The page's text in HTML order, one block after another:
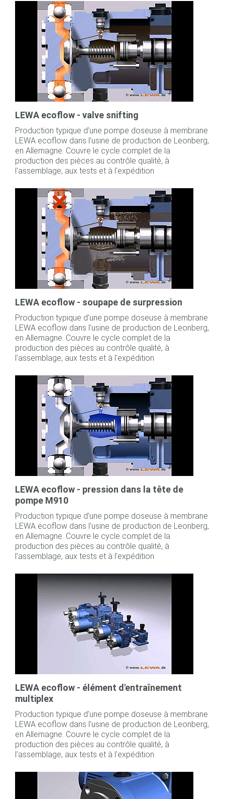
LEWA ecoflow - valve snifting
Production typique d'une pompe doseuse à membrane
LEWA ecoflow dans l'usine de production de Leonberg,
en Allemagne. Couvre le cycle complet de la
production des pièces au contrôle qualité, à
l'assemblage, aux tests et à l'expédition
LEWA ecoflow - soupape de surpression
Production typique d'une pompe doseuse à membrane
LEWA ecoflow dans l'usine de production de Leonberg,
en Allemagne. Couvre le cycle complet de la
production des pièces au contrôle qualité, à
l'assemblage, aux tests et à l'expédition
LEWA ecoflow - pression dans la tête de
pompe M910
Production typique d'une pompe doseuse à membrane
LEWA ecoflow dans l'usine de production de Leonberg,
en Allemagne. Couvre le cycle complet de la
production des pièces au contrôle qualité, à
l'assemblage, aux tests et à l'expédition
LEWA ecoflow - élément d'entraînement
multiplex
Production typique d'une pompe doseuse à membrane
LEWA ecoflow dans l'usine de production de Leonberg,
en Allemagne. Couvre le cycle complet de la
production des pièces au contrôle qualité, à
l'assemblage, aux tests et à l'expédition